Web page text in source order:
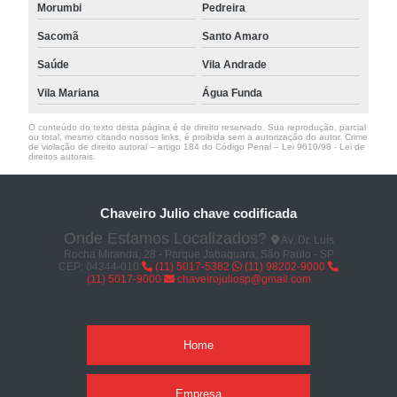
Morumbi Pedreira
Sacomã Santo Amaro
Saúde Vila Andrade
Vila Mariana Água Funda
O conteúdo do texto desta página é de direito reservado. Sua reprodução, parcial
ou total, mesmo citando nossos links, é proibida sem a autorização do autor. Crime
de violação de direito autoral – artigo 184 do Código Penal – Lei 9610/98 - Lei de
direitos autorais
Chaveiro Julio chave codificada
Onde Estamos Localizados?
Av. Dr. Luís
Rocha Miranda, 28 - Parque Jabaquara, São Paulo - SP
CEP: 04344-010
(11) 5017-5382
(11) 98202-9000
(11) 5017-9000
chaveirojuliosp@gmail.com
Home
Empresa